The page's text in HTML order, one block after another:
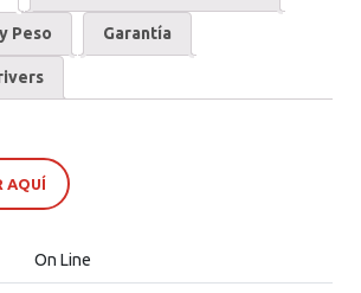
Peso Garantía
AQUÍ
On Line